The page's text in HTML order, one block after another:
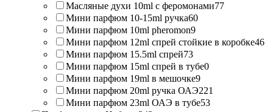
Масляные духи 10ml с феромонами77
Мини парфюм 10-15ml ручка60
Мини парфюм 10ml pheromon9
Мини парфюм 12ml спрей стойкие в коробке46
Мини парфюм 15.5ml спрей73
Мини парфюм 15ml спрей в тубе0
Мини парфюм 19ml в мешочке9
Мини парфюм 20ml ручка ОАЭ221
Мини парфюм 23ml ОАЭ в тубе53